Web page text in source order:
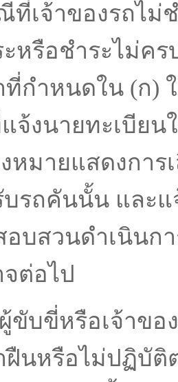
ที่เจ้าของรถไม่
หรือชําระไม่ค
ที่กําหนดใน (ก)
จ้งนายทะเบียน
หมายแสดงการ
รถคันนั้น และแ
บสวนดําเนินก
ต่อไป
บขี่หรือเจ้าขอ
ฝืนหรือไม่ปฏิบั